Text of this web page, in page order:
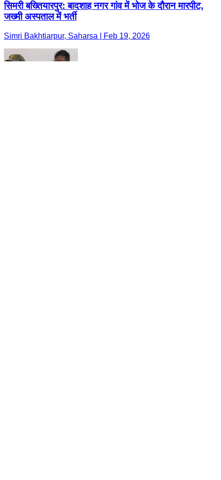
सिमरी बख्तियारपुर: बादशाह नगर गांव में भोज के दौरान मारपीट,
जख्मी अस्पताल में भर्ती
Simri Bakhtiarpur, Saharsa | Feb 19, 2026